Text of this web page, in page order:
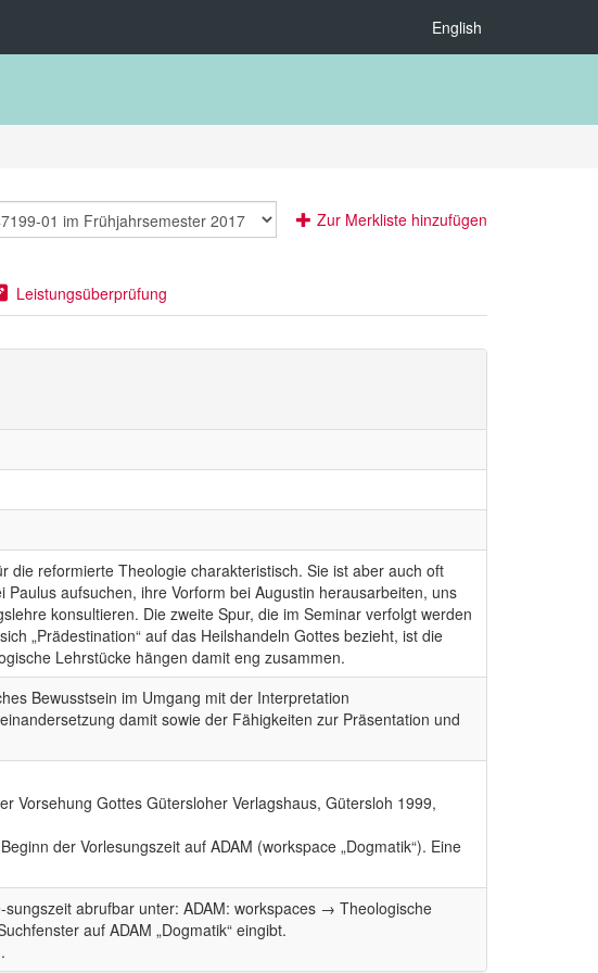
English
Zur Merkliste hinzufügen
Leistungsüberprüfung
reformierte Theologie charakteristisch. Sie ist aber auch oft
aufsuchen, ihre Vorform bei Augustin herausarbeiten, uns
konsultieren. Die zweite Spur, die im Seminar verfolgt werden
„Prädestination“ auf das Heilshandeln Gottes bezieht, ist die
Lehrstücke hängen damit eng zusammen.
Bewusstsein im Umgang mit der Interpretation
damit sowie der Fähigkeiten zur Präsentation und
Vorsehung Gottes Gütersloher Verlagshaus, Gütersloh 1999,
der Vorlesungszeit auf ADAM (workspace „Dogmatik“). Eine
abrufbar unter: ADAM: workspaces → Theologische
auf ADAM „Dogmatik“ eingibt.